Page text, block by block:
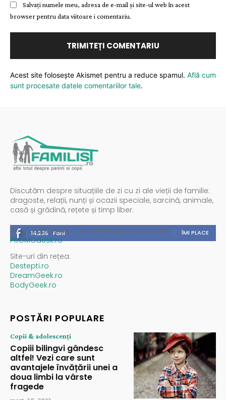
Salvați numele meu, adresa de e-mail și site-ul web în acest
browser pentru data viitoare i comentariu.
Acest site folosește Akismet pentru a reduce spamul. Află cum
sunt procesate datele comentariilor tale.
Discutăm despre situațiile de zi cu zi ale vieții de familie:
dragoste, relații, nunți și ocazii speciale, sarcină, animale,
casă și grădină, rețete și timp liber.
14,235 Fani ÎMI PLACE
Spații publicitare / reclamă administrată de
PROMOdesk.ro
Site-uri din rețea:
Destepti.ro
DreamGeek.ro
BodyGeek.ro
POSTĂRI POPULARE
Copii & adolescenți
Copiii bilingvi gândesc
altfel! Vezi care sunt
avantajele învățării unei a
doua limbi la vârste
fragede